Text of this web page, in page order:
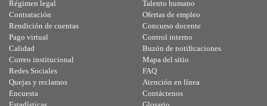
Régimen legal
Contratación
Rendición de cuentas
Pago virtual
Calidad
Talento humano
Ofertas de empleo
Concurso docente
Control interno
Buzón de notificaciones
Correo institucional
Redes Sociales
Quejas y reclamos
Encuesta
Mapa del sitio
FAQ
Atención en línea
Contáctenos